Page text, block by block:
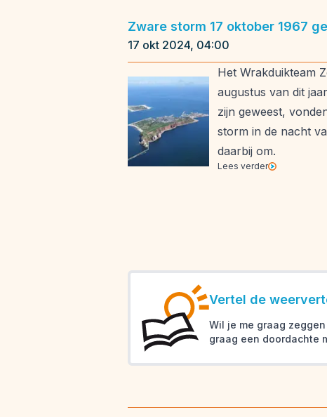
Zware storm 17 oktober 1967
17 okt 2024, 04:00
Het Wrakduikteam
augustus van dit
zijn geweest,
storm in de nacht
daarbij om.
Lees verder
Vertel de
Wil je me graag
graag een doordachte